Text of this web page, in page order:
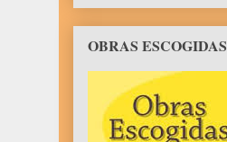
OBRAS ESCOGIDAS